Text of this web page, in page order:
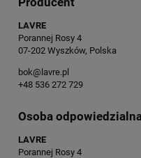
LAVRE
Porannej Rosy 4
07-202 Wyszków, Polska
bok@lavre.pl
+48 536 272 729
Osoba
LAVRE
Porannej Rosy 4